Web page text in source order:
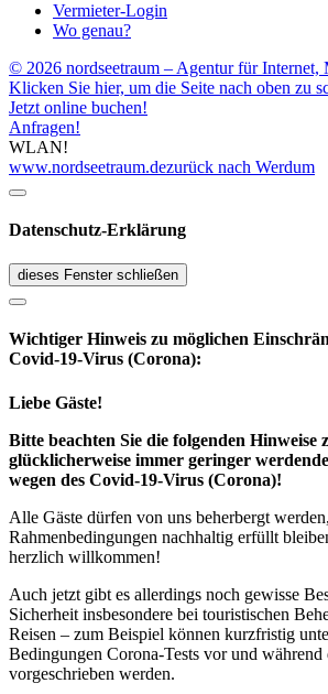
Vermieter-Login
Wo genau?
© 2026 nordseetraum – Agentur für Internet,
Klicken Sie hier, um die Seite nach oben zu
Jetzt online buchen!
Anfragen!
WLAN!
www.nordseetraum.dezurück nach Werdum
Datenschutz-Erklärung
dieses Fenster schließen
Wichtiger Hinweis zu möglichen
Covid-19-Virus (Corona):
Liebe Gäste!
Bitte beachten Sie die folgenden Hinweise
glücklicherweise immer geringer
wegen des Covid-19-Virus (Corona)!
Alle Gäste dürfen von uns beherbergt
Rahmenbedingungen nachhaltig erfüllt
herzlich willkommen!
Auch jetzt gibt es allerdings noch gewisse
Sicherheit insbesondere bei touristischen
Reisen – zum Beispiel können kurzfristig
Bedingungen Corona-Tests vor und während
vorgeschrieben werden.